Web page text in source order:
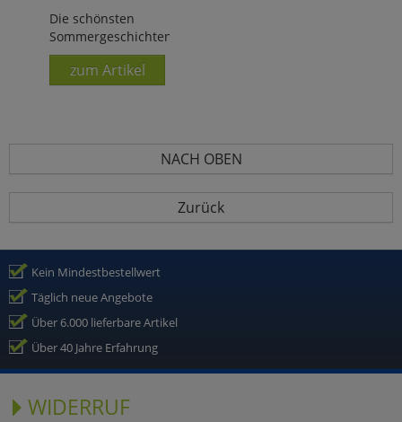
Die schönsten
Sommergeschichten
zum Artikel
NACH OBEN
Zurück
Kein Mindestbestellwert
Täglich neue Angebote
Über 6.000 lieferbare Artikel
Über 40 Jahre Erfahrung
WIDERRUF